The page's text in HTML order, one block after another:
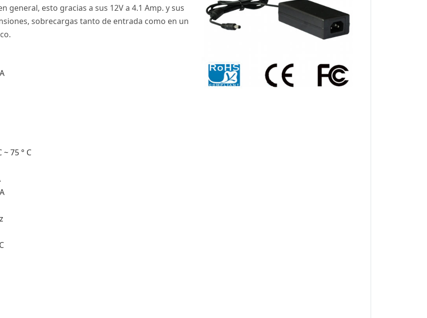
general, esto gracias a sus 12V a 4.1 Amp. y sus
sobrecargas tanto de entrada como en un
75 ° C